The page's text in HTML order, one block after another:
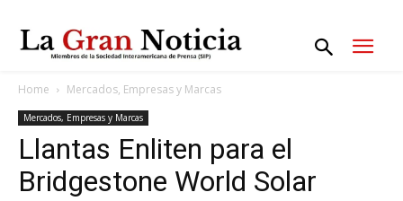
Home Mercados, Empresas y Marcas
Mercados, Empresas y Marcas
Llantas Enliten para el
Bridgestone World Solar